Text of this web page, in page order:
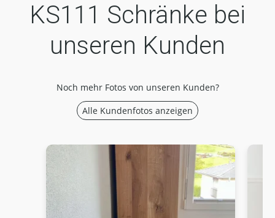
KS111 Schränke bei
unseren Kunden
Noch mehr Fotos von unseren Kunden?
Alle Kundenfotos anzeigen